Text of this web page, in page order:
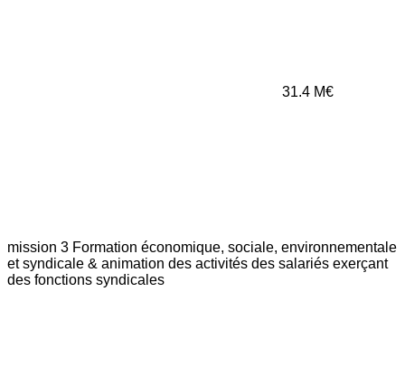
31.4 M€
mission 3 Formation économique, sociale, environnementale
et syndicale & animation des activités des salariés exerçant
des fonctions syndicales